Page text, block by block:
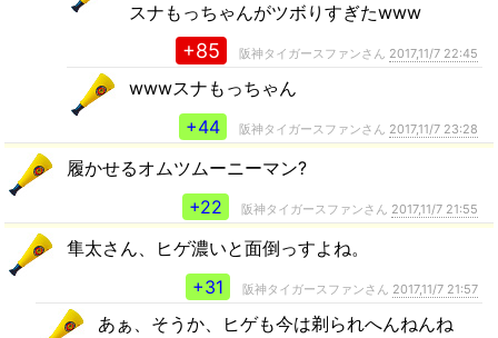
スナもっちゃんがツボりすぎたwww
+85 阪神タイガースファンさん 2017,11/7 22:45
wwwスナもっちゃん
+44
阪神タイガースファンさん 2017,11/7 23:28
履かせるオムツムーニーマン?
+22
阪神タイガースファンさん 2017,11/7 21:55
隼太さん、ヒゲ濃いと面倒っすよね。
+31
阪神タイガースファンさん 2017,11/7 21:57
あぁ、そうか、ヒゲも今は剃られへんねんね